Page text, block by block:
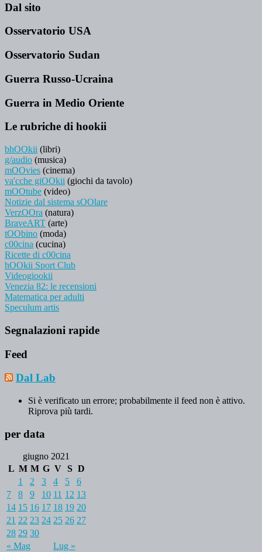
Dal sito
Osservatorio USA
Osservatorio Sudan
Guerra Russo-Ucraina
Guerra in Medio Oriente
Le rubriche di hookii
bhOOkii (libri)
g/audio (musica)
mOOvies (cinema)
va'cche giOOkii (giochi da tavolo)
mOOtube (video)
Notizie dal sistema sOOlare
VerzOOra (natura)
BraveART (arte)
tOObino (moda)
c00cina (cucina)
Ricette di c00cina
hOOkii Sport Club
Videogiookii
Venezia 82: le recensioni
Matematica per adulti
Speculum artis
Segnalazioni rapide
Feed
Dal Lab
Si è verificato un errore; probabilmente il feed non è attivo.
Riprova più tardi.
per data
giugno 2021
L M M G V S D
« Mag Lug »
1 2 3 4 5
6
7
8 9 10 11 12 13
14 15 16 17 18 19 20
21 22 23 24 25 26 27
28 29 30